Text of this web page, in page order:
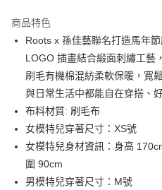
合作金庫商業銀行
華南商業銀行
上海商業儲蓄銀行
國泰世華商業銀行
臺灣中小企業銀行
匯豐（台灣）商業銀行
聯邦商業銀行
元大商業銀行
玉山商業銀行
台新國際商業銀行
台灣樂天信用卡公司
6 期 0 利率 每期
華南商業銀行
上海商業儲蓄銀行
國泰世華商業銀行
臺灣中小企業銀行
匯豐（台灣）商業銀行
聯邦商業銀行
元大商業銀行
玉山商業銀行
台新國際商業銀行
LINE Pay
Apple Pay
街口支付
運送方式
限時免運活動
免運費
商品特色
Roots x 孫佳藝聯名打造馬年
LOGO 插畫結合緞面刺繡工藝
刷毛有機棉混紡柔軟保暖，寬
與日常生活中都能自在穿搭、
布料材質: 刷毛布
女模特兒穿著尺寸：XS號
女模特兒身材資訊：身高
圍 90cm
男模特兒穿著尺寸：M號